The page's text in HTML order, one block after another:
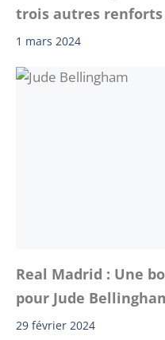
trois autres
1 mars 2024
Real Madrid : Une
pour Jude
29 février 2024